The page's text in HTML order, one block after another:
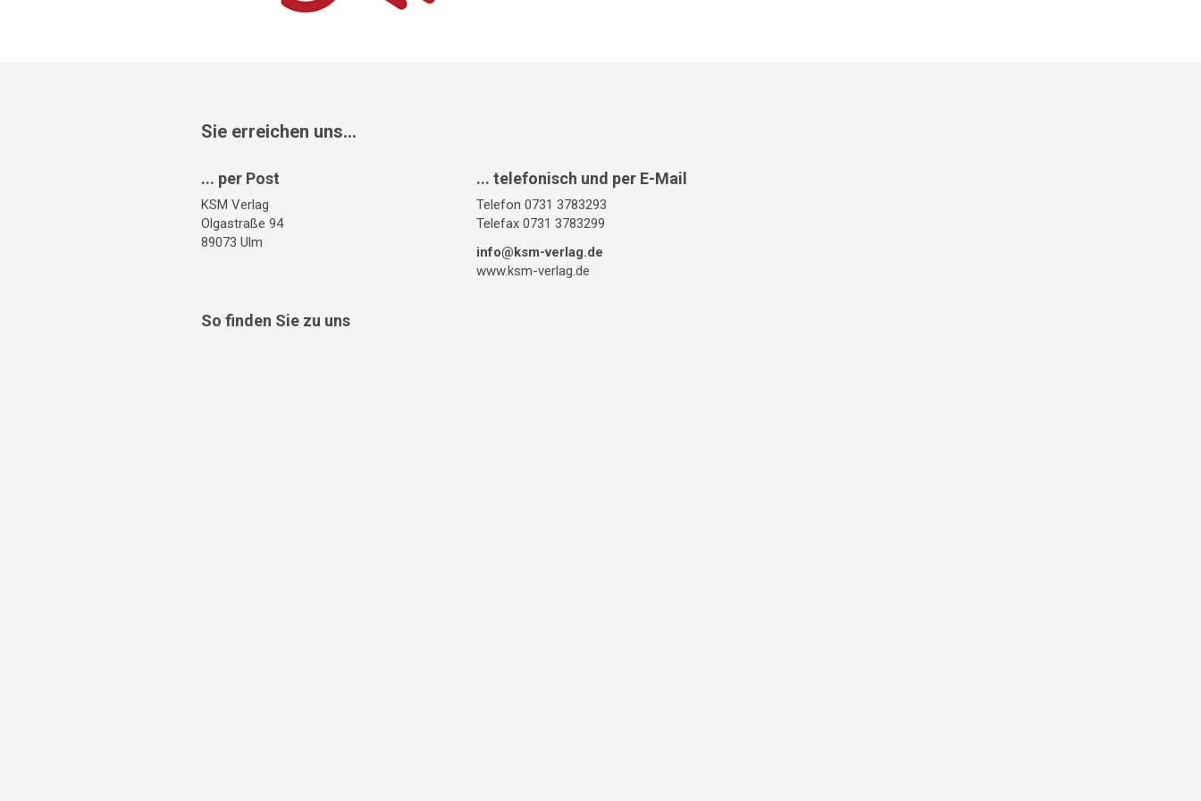
Sie erreichen uns...
... per Post
KSM Verlag
Olgastraße 94
89073 Ulm
... telefonisch und per E-Mail
Telefon 0731 3783293
Telefax 0731 3783299
info@ksm-verlag.de
www.ksm-verlag.de
So finden Sie zu uns